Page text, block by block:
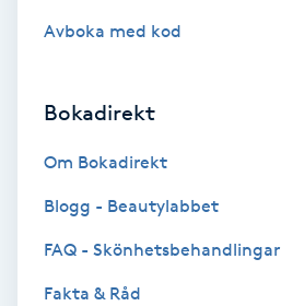
Kemisk peeling
Kinesiologi
Kinesisk medicin
Kiropraktik
Avboka med kod
Bokadirekt
Om Bokadirekt
Blogg - Beautylabbet
FAQ - Skönhetsbehandlingar
Fakta & Råd